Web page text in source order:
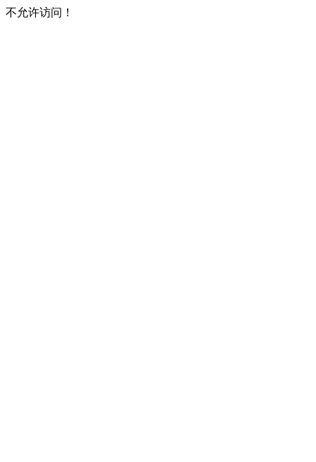
不允许访问！